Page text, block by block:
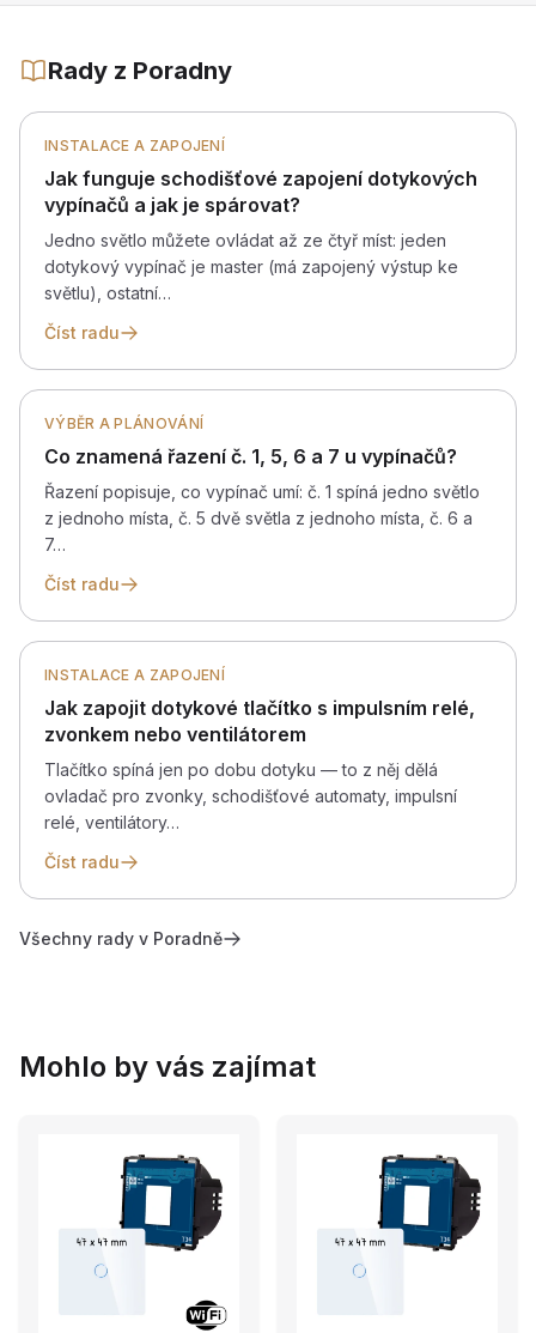
Rady z Poradny
INSTALACE A ZAPOJENÍ
Jak funguje schodišťové zapojení dotykových
vypínačů a jak je spárovat?
Jedno světlo můžete ovládat až ze čtyř míst: jeden
dotykový vypínač je master (má zapojený výstup ke
světlu), ostatní…
Číst radu
VÝBĚR A PLÁNOVÁNÍ
Co znamená řazení č. 1, 5, 6 a 7 u vypínačů?
Řazení popisuje, co vypínač umí: č. 1 spíná jedno světlo
z jednoho místa, č. 5 dvě světla z jednoho místa, č. 6 a
7…
Číst radu
INSTALACE A ZAPOJENÍ
Jak zapojit dotykové tlačítko s impulsním relé,
zvonkem nebo ventilátorem
Tlačítko spíná jen po dobu dotyku — to z něj dělá
ovladač pro zvonky, schodišťové automaty, impulsní
relé, ventilátory…
Číst radu
Všechny rady v Poradně
Mohlo by vás zajímat